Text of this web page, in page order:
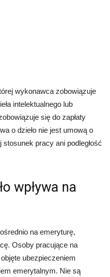
wykonawca zobowiązuje
intelektualnego lub
się do zapłaty
o dzieło nie jest umową o
pracy ani podległość
wpływa na
na emeryturę,
Osoby pracujące na
ubezpieczeniem
emerytalnym. Nie są